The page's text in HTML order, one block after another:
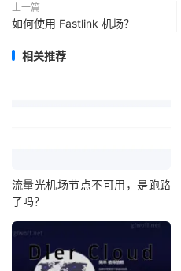
上一篇
如何使用 Fastlink 机场？
相关推荐
流量光机场节点不可用，是跑路
了吗？